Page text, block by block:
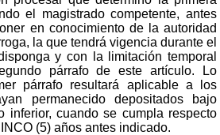
el magistrado competente, antes
en conocimiento de la autoridad
la que tendrá vigencia durante el
y con la limitación temporal
párrafo de este artículo. Lo
párrafo resultará aplicable a los
permanecido depositados bajo
inferior, cuando se cumpla respecto
(5) años antes indicado.